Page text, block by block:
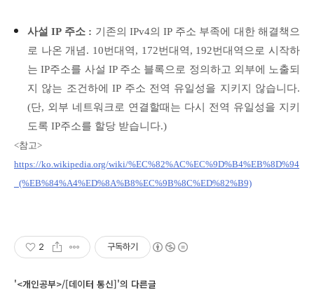
사설 IP 주소 : 기존의 IPv4의 IP 주소 부족에 대한 해결책으
로 나온 개념. 10번대역, 172번대역, 192번대역으로 시작하
는 IP주소를 사설 IP 주소 블록으로 정의하고 외부에 노출되
지 않는 조건하에 IP 주소 전역 유일성을 지키지 않습니다.
(단, 외부 네트워크로 연결할때는 다시 전역 유일성을 지키
도록 IP주소를 할당 받습니다.)
<참고>
https://ko.wikipedia.org/wiki/%EC%82%AC%EC%9D%B4%EB%8D%94
_(%EB%84%A4%ED%8A%B8%EC%9B%8C%ED%82%B9)
2 구독하기
'<개인공부>/[데이터 통신]'의 다른글